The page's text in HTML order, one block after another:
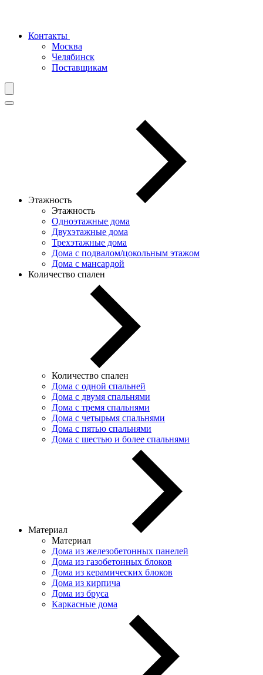
Контакты
Москва
Челябинск
Поставщикам
Этажность
Этажность
Одноэтажные дома
Двухэтажные дома
Трехэтажные дома
Дома с подвалом/цокольным этажом
Дома с мансардой
Количество спален
Количество спален
Дома с одной спальней
Дома с двумя спальнями
Дома с тремя спальнями
Дома с четырьмя спальнями
Дома с пятью спальнями
Дома с шестью и более спальнями
Материал
Материал
Дома из железобетонных панелей
Дома из газобетонных блоков
Дома из керамических блоков
Дома из кирпича
Дома из бруса
Каркасные дома